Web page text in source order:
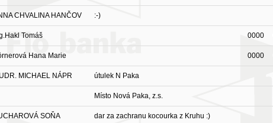
CHVALINA HANČOV :-)
Tomáš 0000
Hana Marie 0000
MICHAEL NÁPR útulek N Paka
Místo Nová Paka, z.s.
SOŇA dar za zachranu kocourka z Kruhu :)